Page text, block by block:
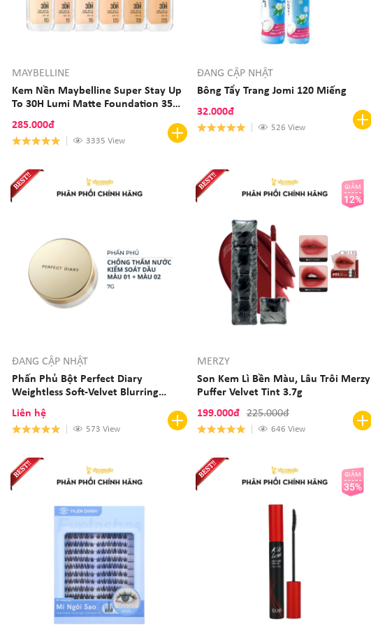
MAYBELLINE
Kem Nền Maybelline Super Stay Up
To 30H Lumi Matte Foundation 35ml
Mặt
285.000đ
3335 View
ĐANG CẬP NHẬT
Bông Tẩy Trang Jomi 120 Miếng
32.000đ
526 View
ĐANG CẬP NHẬT
Phấn Phủ Bột Perfect Diary
Weightless Soft-Velvet Blurring
Liên hệ
573 View
GIẢM
12%
MERZY
Son Kem Lì Bền Màu, Lâu Trôi Merzy
Puffer Velvet Tint 3.7g
199.000đ
225.000đ
646 View
GIẢM
35%